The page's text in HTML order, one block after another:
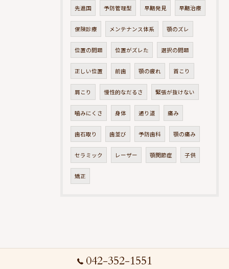
先進国 予防管理型 早期発見 早期治療
保険診療 メンテナンス体系 顎のズレ
位置の問題 位置がズレた 選択の問題
正しい位置 前歯 顎の疲れ 首こり
肩こり 慢性的なだるさ 緊張が抜けない
噛みにくさ 身体 通り道 痛み
歯石取り 歯並び 予防歯科 顎の痛み
セラミック レーザー 顎関節症 子供
矯正
042-352-1551